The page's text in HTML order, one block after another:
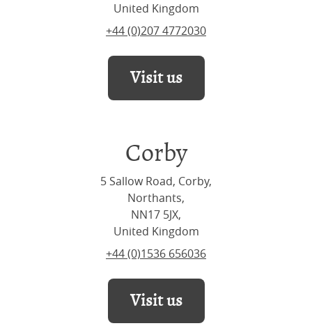
United Kingdom
+44 (0)207 4772030
Visit us
Corby
5 Sallow Road, Corby,
Northants,
NN17 5JX,
United Kingdom
+44 (0)1536 656036
Visit us